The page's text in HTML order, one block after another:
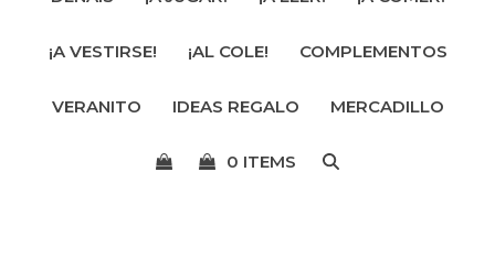
ocultar
menú
móvil
¡A VESTIRSE! ¡AL COLE! COMPLEMENTOS
VERANITO IDEAS REGALO MERCADILLO
0 ITEMS